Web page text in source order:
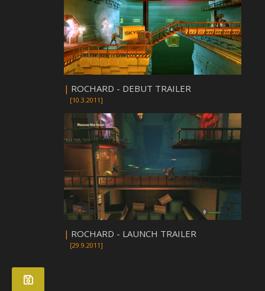
| ROCHARD - DEBUT TRAILER
[10.3.2011]
| ROCHARD - LAUNCH TRAILER
[29.9.2011]